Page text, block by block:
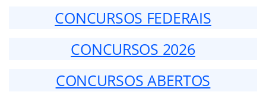
CONCURSOS FEDERAIS
CONCURSOS 2026
CONCURSOS ABERTOS